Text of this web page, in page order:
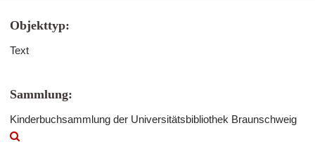
Objekttyp:
Text
Sammlung:
Kinderbuchsammlung der Universitätsbibliothek Braunschweig